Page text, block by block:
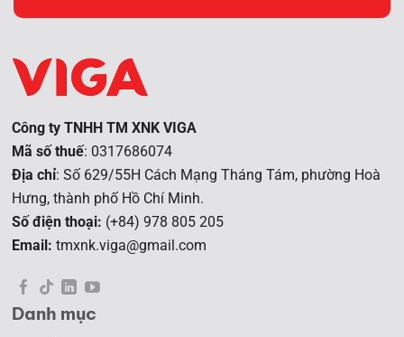
Công ty TNHH TM XNK VIGA
Mã số thuế: 0317686074
Địa chỉ: Số 629/55H Cách Mạng Tháng Tám, phường Hoà
Hưng, thành phố Hồ Chí Minh.
Số điện thoại: (+84) 978 805 205
Email: tmxnk.viga@gmail.com
Danh mục